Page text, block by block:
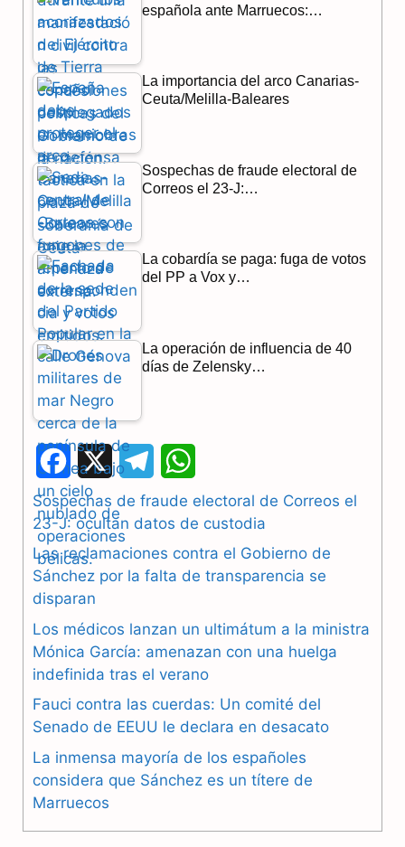
o
k
a p
española ante Marruecos:…
La importancia del arco Canarias-
Ceuta/Melilla-Baleares
Sospechas de fraude electoral de
Correos el 23-J:…
La cobardía se paga: fuga de votos
del PP a Vox y…
La operación de influencia de 40
días de Zelensky…
F
a
c
e
b
o
o
k
X
e
l
e
r
a
m
h
a
t
A
p
p
Sospechas de fraude electoral de Correos el
23-J: ocultan datos de custodia
Las reclamaciones contra el Gobierno de
Sánchez por la falta de transparencia se
disparan
Los médicos lanzan un ultimátum a la ministra
Mónica García: amenazan con una huelga
indefinida tras el verano
Fauci contra las cuerdas: Un comité del
Senado de EEUU le declara en desacato
La inmensa mayoría de los españoles
considera que Sánchez es un títere de
Marruecos